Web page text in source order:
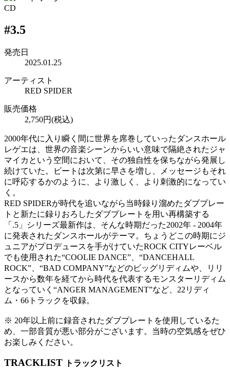
CD
#3.5
発売日
2025.01.25
アーティスト
RED SPIDER
販売価格
2,750円(税込)
2000年代に入り瞬く間に世界を席巻していったダンスホール
レゲエは、世界の音楽シーンからいい意味で隔絶されたジャ
マイカという空間において、その独自性を保ちながら発展し
続けていた。ビートは次第に早さを増し、メッセージもそれ
に呼応するかのように、より激しく、より刺激的になってい
く。
RED SPIDERが時代を追いながら当時録り溜めたダブプレー
トと新たに録りおろしたダブプレートを用い再構築する
「.5」シリーズ最新作は、そんな時期だった2002年 - 2004年
に発表されたダンスホールがテーマ。ちょうどこの時期にジ
ュニアがプロデュースを手がけていたROCK CITYレーベル
でも使用された“COOLIE DANCE”、“DANCEHALL
ROCK”、“BAD COMPANY”などのビッグリディムや、リリ
ースから数年を経てから時代を代表するモンスターリディム
となっていく“ANGER MANAGEMENT”など、22リディ
ム・66トラックを収録。
※ 20年以上前に録音されたダブプレートを使用しているた
め、一部音質が悪い部分がございます。当時の空気感をぜひ
お楽しみください。
TRACKLIST トラックリスト